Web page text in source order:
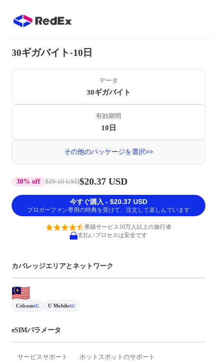
30ギガバイト-10日
データ
30ギガバイト
有効期間
10日
その他のパッケージを選択>>
30% off $29.10 USD$20.37 USD
今すぐ購入 - $20.37 USD
ブロガーファン専用の特典を受けて、注文して楽しんでいます
累積サービス10万人以上の旅行者
支払いプロセスは安全です
カバレッジエリアとネットワーク
Celcom4G U Mobile4G
eSIMパラメータ
サービスサポート
ホットスポットのサポート